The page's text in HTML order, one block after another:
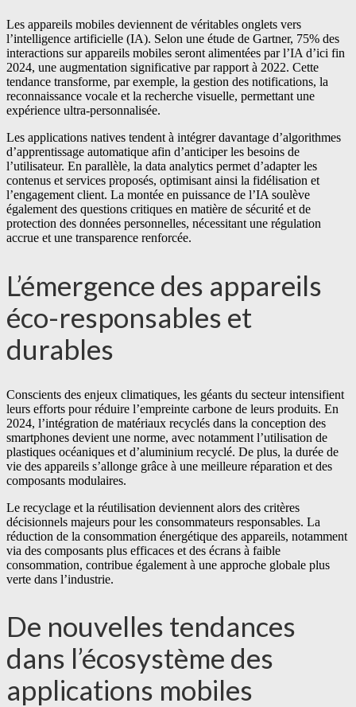
Les appareils mobiles deviennent de véritables onglets vers
l’intelligence artificielle (IA). Selon une étude de Gartner, 75% des
interactions sur appareils mobiles seront alimentées par l’IA d’ici fin
2024, une augmentation significative par rapport à 2022. Cette
tendance transforme, par exemple, la gestion des notifications, la
reconnaissance vocale et la recherche visuelle, permettant une
expérience ultra-personnalisée.
Les applications natives tendent à intégrer davantage d’algorithmes
d’apprentissage automatique afin d’anticiper les besoins de
l’utilisateur. En parallèle, la data analytics permet d’adapter les
contenus et services proposés, optimisant ainsi la fidélisation et
l’engagement client. La montée en puissance de l’IA soulève
également des questions critiques en matière de sécurité et de
protection des données personnelles, nécessitant une régulation
accrue et une transparence renforcée.
L’émergence des appareils
éco-responsables et
durables
Conscients des enjeux climatiques, les géants du secteur intensifient
leurs efforts pour réduire l’empreinte carbone de leurs produits. En
2024, l’intégration de matériaux recyclés dans la conception des
smartphones devient une norme, avec notamment l’utilisation de
plastiques océaniques et d’aluminium recyclé. De plus, la durée de
vie des appareils s’allonge grâce à une meilleure réparation et des
composants modulaires.
Le recyclage et la réutilisation deviennent alors des critères
décisionnels majeurs pour les consommateurs responsables. La
réduction de la consommation énergétique des appareils, notamment
via des composants plus efficaces et des écrans à faible
consommation, contribue également à une approche globale plus
verte dans l’industrie.
De nouvelles tendances
dans l’écosystème des
applications mobiles